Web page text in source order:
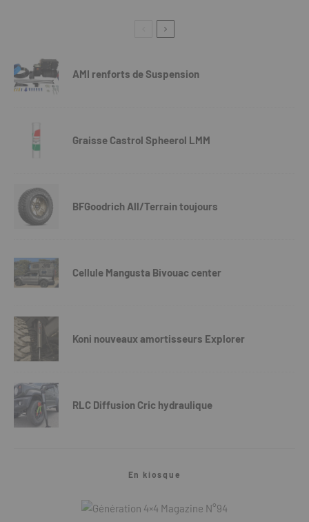
AMI renforts de Suspension
Graisse Castrol Spheerol LMM
BFGoodrich All/Terrain toujours
Cellule Mangusta Bivouac center
Koni nouveaux amortisseurs Explorer
RLC Diffusion Cric hydraulique
En kiosque